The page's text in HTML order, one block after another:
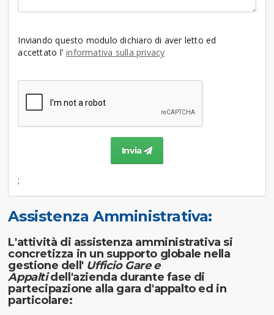
Inviando questo modulo dichiaro di aver letto ed
accettato l'informativa sulla privacy
Invia
;
Assistenza Amministrativa:
L'attività di assistenza amministrativa si
concretizza in un supporto globale nella
gestione dell' Ufficio Gare e
Appaltidell'azienda durante fase di
partecipazione alla gara d'appalto ed in
particolare: